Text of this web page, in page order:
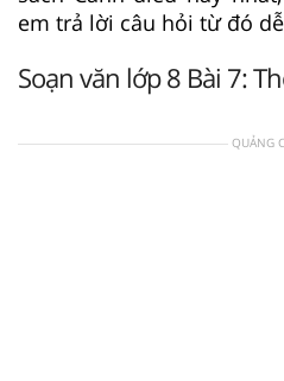
em trả lời câu hỏi từ đó
Soạn văn lớp 8 Bài 7:
QUẢNG